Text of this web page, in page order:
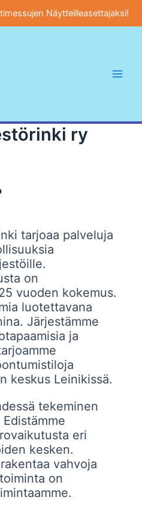
Näytteilleasettajaksi!
ry
tarjoaa palveluja
on
vuoden kokemus.
luotettavana
Järjestämme
ja
keskus Leinikissä.
tekeminen
eri
kesken.
vahvoja
on